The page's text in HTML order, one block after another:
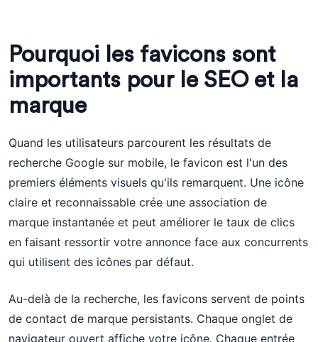
Pourquoi les favicons sont
importants pour le SEO et la
marque
Quand les utilisateurs parcourent les résultats de
recherche Google sur mobile, le favicon est l'un des
premiers éléments visuels qu'ils remarquent. Une icône
claire et reconnaissable crée une association de
marque instantanée et peut améliorer le taux de clics
en faisant ressortir votre annonce face aux concurrents
qui utilisent des icônes par défaut.
Au-delà de la recherche, les favicons servent de points
de contact de marque persistants. Chaque onglet de
navigateur ouvert affiche votre icône. Chaque entrée